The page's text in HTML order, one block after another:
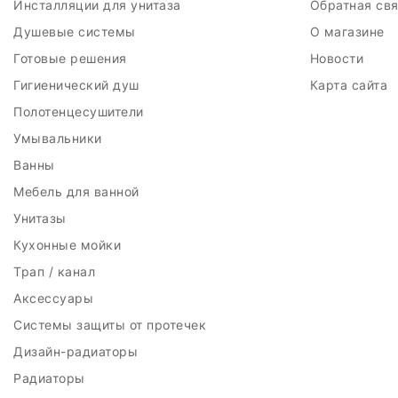
Инсталляции для унитаза
Душевые системы
Готовые решения
Гигиенический душ
Полотенцесушители
Умывальники
Ванны
Мебель для ванной
Унитазы
Кухонные мойки
Трап / канал
Аксессуары
Системы защиты от протечек
Дизайн-радиаторы
Радиаторы
Обратная
О магазине
Новости
Карта сайта